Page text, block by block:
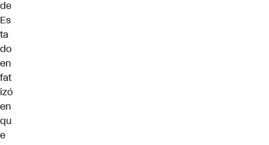
de
Es
ta
do
en
fat
izó
en
qu
e